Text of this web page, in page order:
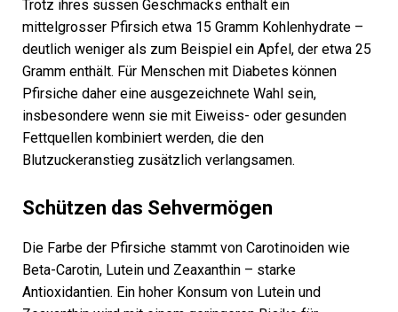
Trotz ihres süssen Geschmacks enthält ein
mittelgrosser Pfirsich etwa 15 Gramm Kohlenhydrate –
deutlich weniger als zum Beispiel ein Apfel, der etwa 25
Gramm enthält. Für Menschen mit Diabetes können
Pfirsiche daher eine ausgezeichnete Wahl sein,
insbesondere wenn sie mit Eiweiss- oder gesunden
Fettquellen kombiniert werden, die den
Blutzuckeranstieg zusätzlich verlangsamen.
Schützen das Sehvermögen
Die Farbe der Pfirsiche stammt von Carotinoiden wie
Beta-Carotin, Lutein und Zeaxanthin – starke
Antioxidantien. Ein hoher Konsum von Lutein und